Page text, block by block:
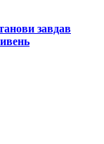
завдав